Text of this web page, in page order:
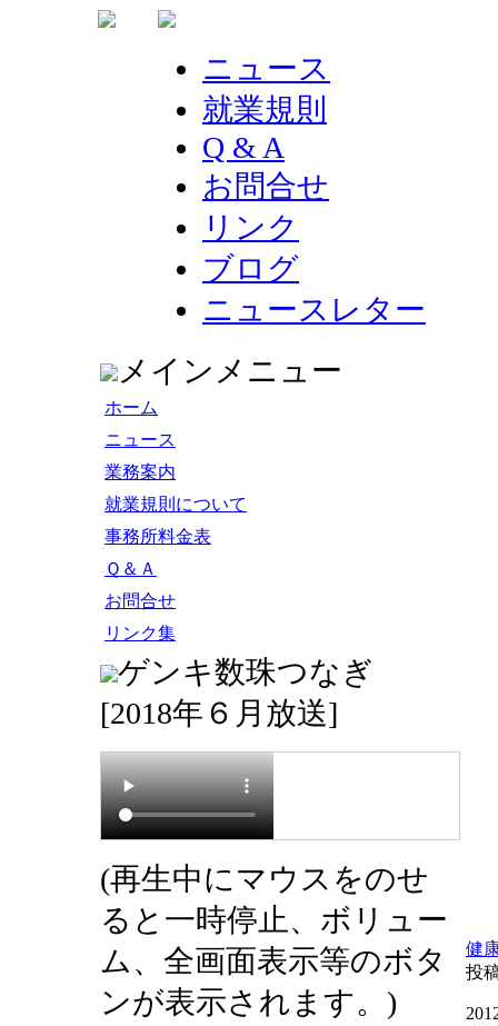
ニュース
就業規則
Q & A
お問合せ
リンク
ブログ
ニュースレター
メインメニュー
ホーム
ニュース
業務案内
就業規則について
事務所料金表
Ｑ＆Ａ
お問合せ
リンク集
ゲンキ数珠つなぎ
[2018年６月放送]
(再生中にマウスをのせ
ると一時停止、ボリュー
ム、全画面表示等のボタ
ンが表示されます。)
健
投